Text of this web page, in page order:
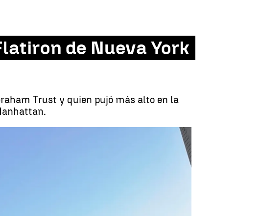
de Nueva York
Trust y quien pujó más alto en la